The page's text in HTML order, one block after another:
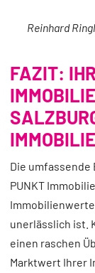
Reinhard
FAZIT:
Die umfassende
PUNKT
unerlässlich ist.
einen raschen
Marktwert Ihrer